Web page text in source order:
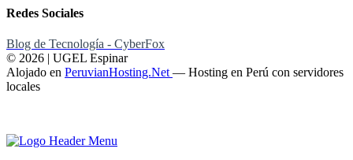
Redes Sociales
Blog de Tecnología - CyberFox
© 2026 | UGEL Espinar
Alojado en PeruvianHosting.Net — Hosting en Perú con servidores
locales